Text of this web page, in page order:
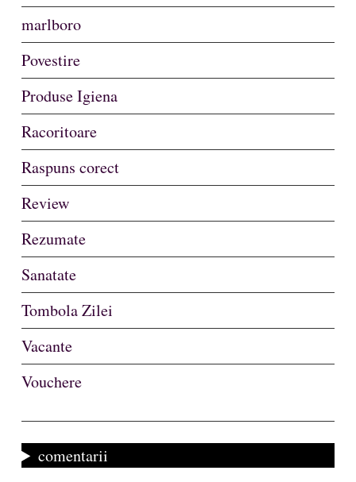
marlboro
Povestire
Produse Igiena
Racoritoare
Raspuns corect
Review
Rezumate
Sanatate
Tombola Zilei
Vacante
Vouchere
comentarii